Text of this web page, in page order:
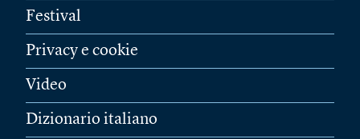
Festival
Privacy e cookie
Video
Dizionario italiano